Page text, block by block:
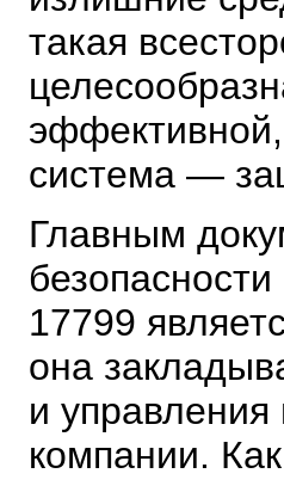
такая
система —
Главным
17799
она
и
компании.